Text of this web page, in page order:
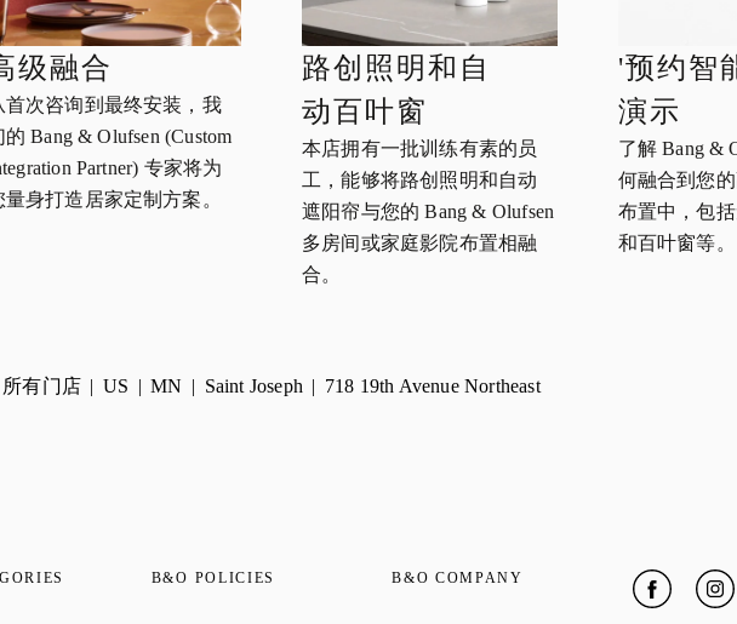
级融合
首次咨询到最终安装，我
的 Bang & Olufsen (Custom
Partner) 专家将为
量身打造居家定制方案。
路创照明和自
动百叶窗
本店拥有一批训练有素的员
工，能够将路创照明和自动
遮阳帘与您的 Bang & Olufsen
多房间或家庭影院布置相融
合。
'预约智
演示
了解 Bang &
何融合到您
布置中，包
和百叶窗等。
所有门店 US MN Saint Joseph 718 19th Avenue Northeast
B&O POLICIES B&O COMPANY Facebook
Link